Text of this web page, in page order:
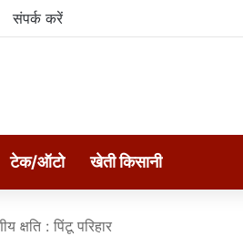
संपर्क करें
टेक/ऑटो खेती किसानी
: पिंटू परिहार